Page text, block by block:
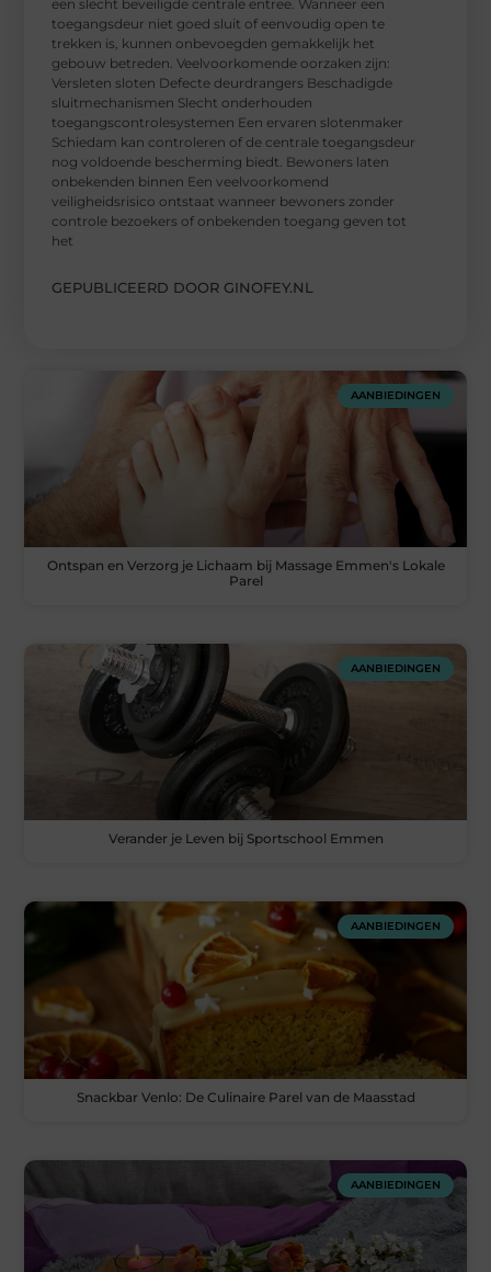
een slecht beveiligde centrale entree. Wanneer een
toegangsdeur niet goed sluit of eenvoudig open te
trekken is, kunnen onbevoegden gemakkelijk het
gebouw betreden. Veelvoorkomende oorzaken zijn:
Versleten sloten Defecte deurdrangers Beschadigde
sluitmechanismen Slecht onderhouden
toegangscontrolesystemen Een ervaren slotenmaker
Schiedam kan controleren of de centrale toegangsdeur
nog voldoende bescherming biedt. Bewoners laten
onbekenden binnen Een veelvoorkomend
veiligheidsrisico ontstaat wanneer bewoners zonder
controle bezoekers of onbekenden toegang geven tot
het
GEPUBLICEERD DOOR GINOFEY.NL
AANBIEDINGEN
Ontspan en Verzorg je Lichaam bij Massage Emmen's Lokale
Parel
AANBIEDINGEN
Verander je Leven bij Sportschool Emmen
AANBIEDINGEN
Snackbar Venlo: De Culinaire Parel van de Maasstad
AANBIEDINGEN